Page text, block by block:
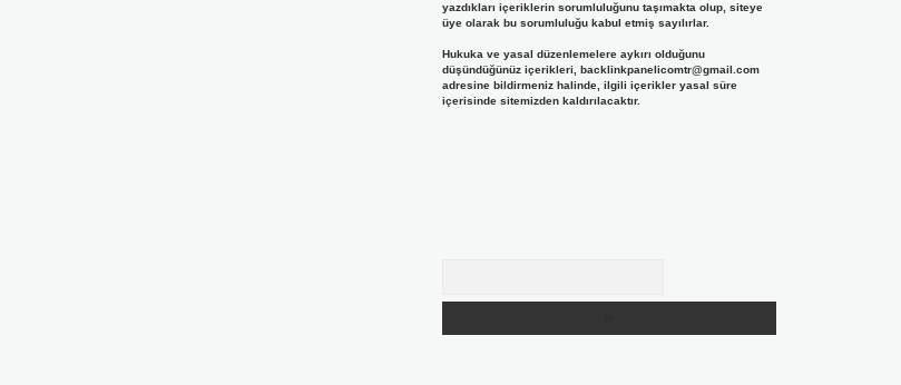
yazdıkları içeriklerin sorumluluğunu taşımakta olup, siteye
üye olarak bu sorumluluğu kabul etmiş sayılırlar.
Hukuka ve yasal düzenlemelere aykırı olduğunu
düşündüğünüz içerikleri, backlinkpanelicomtr@gmail.com
adresine bildirmeniz halinde, ilgili içerikler yasal süre
içerisinde sitemizden kaldırılacaktır.